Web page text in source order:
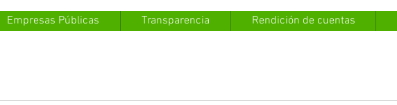
Empresas Públicas Transparencia Rendición de cuentas